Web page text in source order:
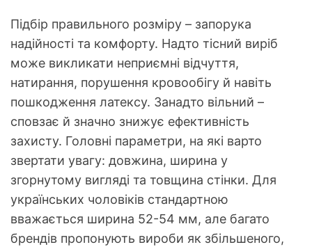
Підбір правильного розміру – запорука
надійності та комфорту. Надто тісний виріб
може викликати неприємні відчуття,
натирання, порушення кровообігу й навіть
пошкодження латексу. Занадто вільний –
сповзає й значно знижує ефективність
захисту. Головні параметри, на які варто
звертати увагу: довжина, ширина у
згорнутому вигляді та товщина стінки. Для
українських чоловіків стандартною
вважається ширина 52-54 мм, але багато
брендів пропонують вироби як збільшеного,